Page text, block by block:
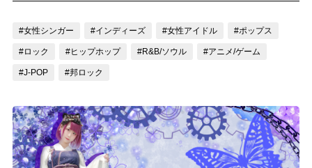
お問い合わせ
記事リクエスト
ログイン
LINK
#女性シンガー #インディーズ #女性アイドル #ポップス
#ロック #ヒップホップ #R&B/ソウル #アニメ/ゲーム
#J-POP #邦ロック